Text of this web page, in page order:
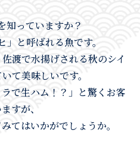
知っていますか？
と呼ばれる魚です。
渡で水揚げされる秋のシイ
て美味しいです。
で生ハム！？」と驚くお客
すが、
てはいかがでしょうか。